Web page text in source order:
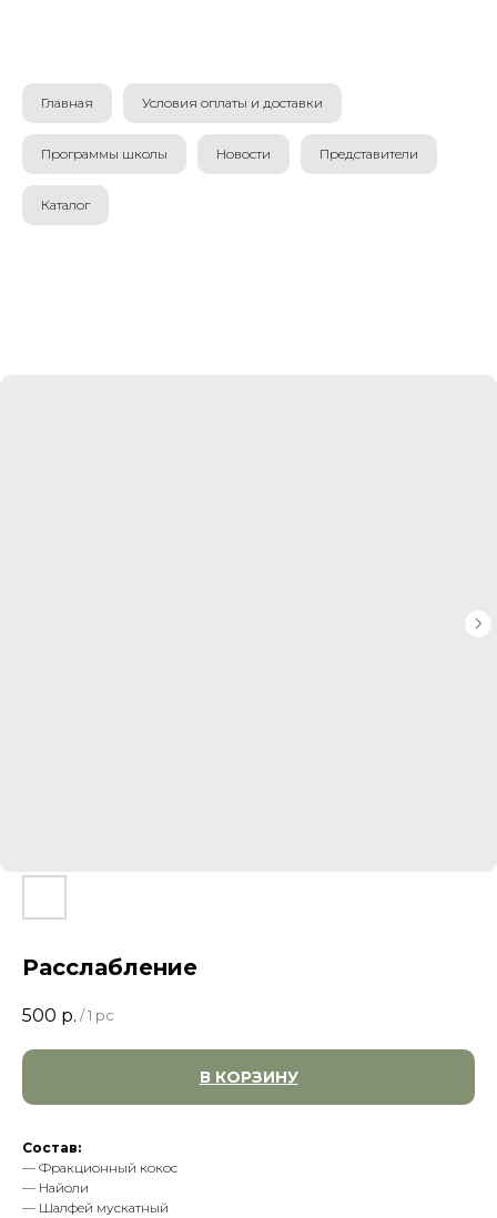
Главная Условия оплаты и доставки
Программы школы Новости Представители
Каталог
Расслабление
500 р. / 1 pc
В КОРЗИНУ
Состав:
— Фракционный кокос
— Найоли
— Шалфей мускатный